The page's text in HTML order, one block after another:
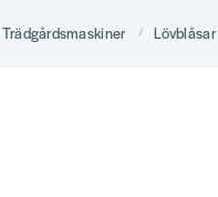
Trädgårdsmaskiner Lövblåsar